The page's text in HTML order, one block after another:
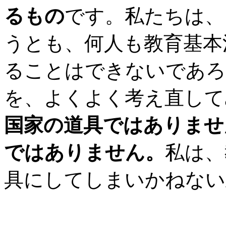
るものです。私たちは
うとも、何人も教育基
ることはできないであ
を、よくよく考え直し
国家の道具ではありま
ではありません。 私は
具にしてしまいかねな